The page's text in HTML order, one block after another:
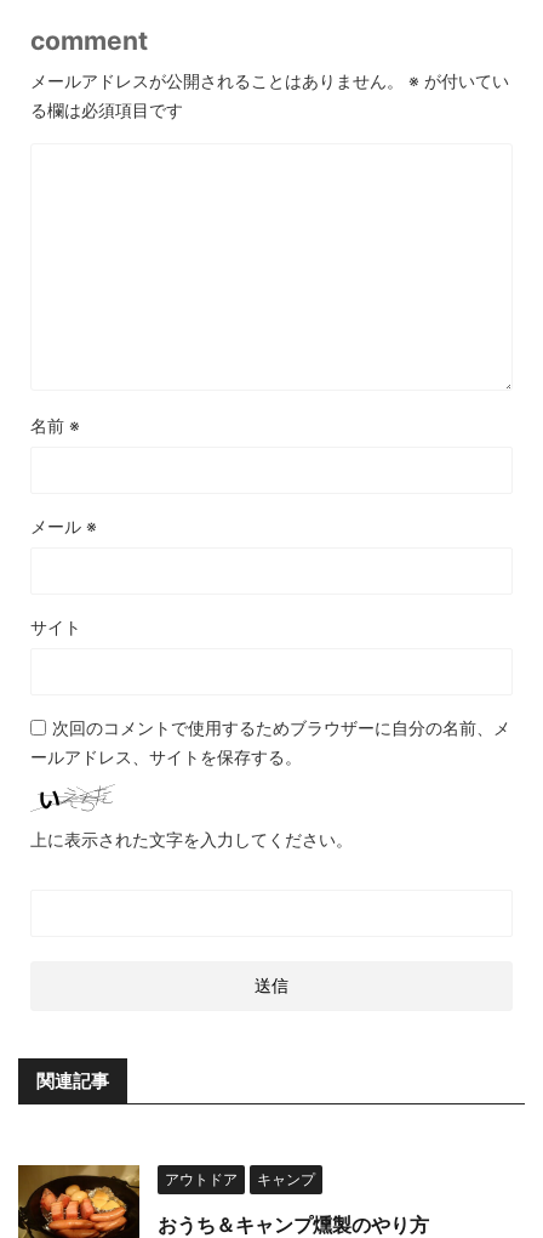
comment
メールアドレスが公開されることはありません。 ※ が付いてい
る欄は必須項目です
名前 ※
メール ※
サイト
次回のコメントで使用するためブラウザーに自分の名前、メ
ールアドレス、サイトを保存する。
上に表示された文字を入力してください。
関連記事
アウトドア キャンプ
おうち＆キャンプ燻製のやり方